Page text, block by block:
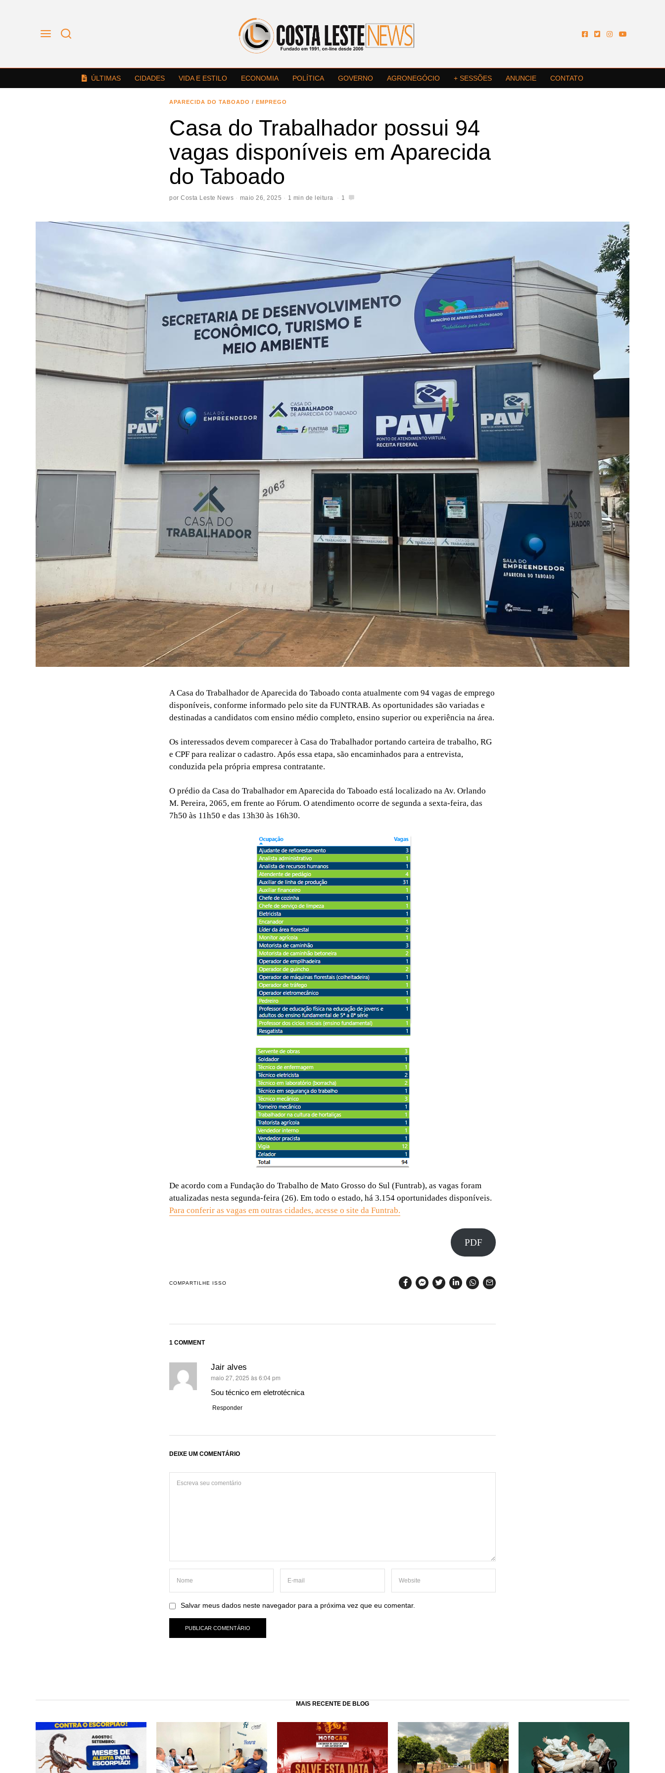
ÚLTIMAS CIDADES VIDA E ESTILO ECONOMIA POLÍTICA GOVERNO AGRONEGÓCIO + SESSÕES ANUNCIE CONTATO
APARECIDA DO TABOADO / EMPREGO
Casa do Trabalhador possui 94
vagas disponíveis em Aparecida
do Taboado
por Costa Leste News maio 26, 2025 1 min de leitura 1
A Casa do Trabalhador de Aparecida do Taboado conta atualmente com 94 vagas de emprego
disponíveis, conforme informado pelo site da FUNTRAB. As oportunidades são variadas e
destinadas a candidatos com ensino médio completo, ensino superior ou experiência na área.
Os interessados devem comparecer à Casa do Trabalhador portando carteira de trabalho, RG
e CPF para realizar o cadastro. Após essa etapa, são encaminhados para a entrevista,
conduzida pela própria empresa contratante.
O prédio da Casa do Trabalhador em Aparecida do Taboado está localizado na Av. Orlando
M. Pereira, 2065, em frente ao Fórum. O atendimento ocorre de segunda a sexta-feira, das
7h50 às 11h50 e das 13h30 às 16h30.
De acordo com a Fundação do Trabalho de Mato Grosso do Sul (Funtrab), as vagas foram
atualizadas nesta segunda-feira (26). Em todo o estado, há 3.154 oportunidades disponíveis.
Para conferir as vagas em outras cidades, acesse o site da Funtrab.
PDF
COMPARTILHE ISSO
1 COMMENT
Jair alves
disse:
maio 27, 2025 às 6:04 pm
Sou técnico em eletrotécnica
Responder
DEIXE UM COMENTÁRIO
Salvar meus dados neste navegador para a próxima vez que eu comentar.
MAIS RECENTE DE BLOG